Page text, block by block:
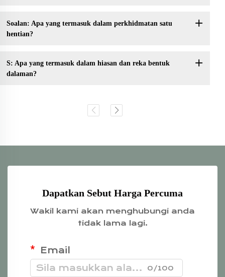
Soalan: Apa yang termasuk dalam perkhidmatan satu
hentian?
S: Apa yang termasuk dalam hiasan dan reka bentuk
dalaman?
Dapatkan Sebut Harga Percuma
Wakil kami akan menghubungi anda
tidak lama lagi.
Email
0/100